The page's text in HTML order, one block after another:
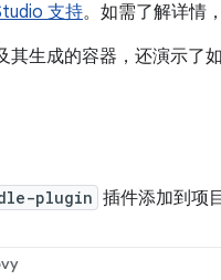
支持。如需了解详情
生成的容器，还演示了
plugin 插件添加到项